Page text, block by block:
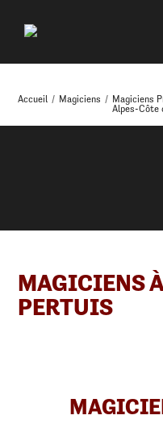
Accueil / Magiciens / Magiciens
Alpes-Côte
MAGICIENS
PERTUIS